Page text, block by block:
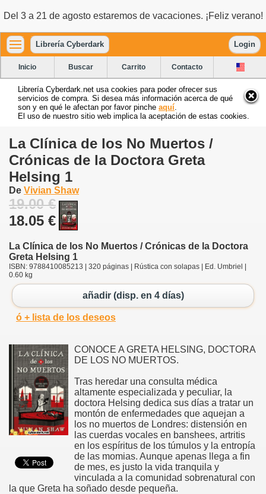
Del 3 a 21 de agosto estaremos de vacaciones. ¡Feliz verano!
Librería Cyberdark Login
Inicio Buscar Carrito Contacto
Librería Cyberdark.net usa cookies para poder ofrecer sus
servicios de compra. Si desea más información acerca de qué
son y en qué le afectan por favor pinche aquí
El uso de nuestro sitio web implica la aceptación de estas cookies.
La Clínica de los No Muertos /
Crónicas de la Doctora Greta
Helsing 1
De Vivian Shaw
19.00 €
18.05 €
La Clínica de los No Muertos / Crónicas de la Doctora
Greta Helsing 1
ISBN: 9788410085213 | 320 páginas | Rústica con solapas | Ed. Umbriel |
0.60 kg
añadir (disp. en 4 días)
ó + lista de los deseos
CONOCE A GRETA HELSING, DOCTORA
DE LOS NO MUERTOS.
Tras heredar una consulta médica
altamente especializada y peculiar, la
doctora Helsing dedica sus días a tratar un
montón de enfermedades que aquejan a
los no muertos de Londres: distensión en
las cuerdas vocales en banshees, artritis
en los espíritus de los túmulos y la entropía
de las momias. Aunque apenas llega a fin
de mes, es justo la vida tranquila y
vinculada a la comunidad sobrenatural con
la que Greta ha soñado desde pequeña.